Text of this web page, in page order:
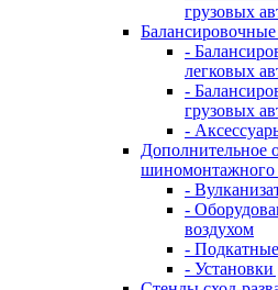
грузовых
Балансировочные
-
легковых
-
грузовых
-
Дополнительное
шиномонтажного
-
-
воздухом
-
-